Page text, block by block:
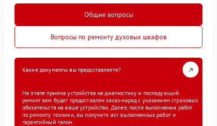
Общие вопросы
Вопросы по ремонту духовых шкафов
Какие документы вы предоставляете?
На этапе приема устройства на диагностику и последующий
ремонт вам будет предоставлен заказ-наряд с указанием страховых
обязательств на ваше устройство. Далее, после выполнения работ
по ремонту техники, вы получите акт выполненных работ и
гарантийный талон.